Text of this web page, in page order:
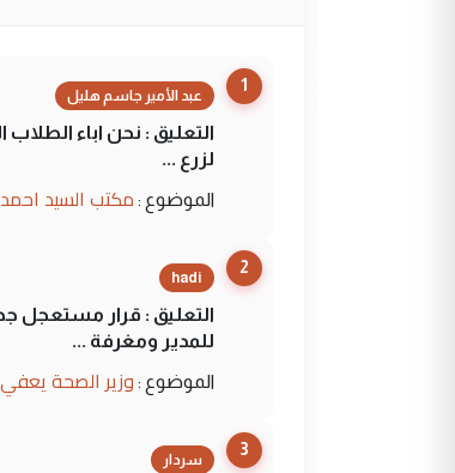
1
عبد الأمير جاسم هليل
التعليق : نحن اباء
لزرع ...
الموضوع : مكتب السيد
2
hadi
التعليق : قرار مستعجل
للمدير ومغرفة ...
الموضوع : وزير الصحة
3
سردار